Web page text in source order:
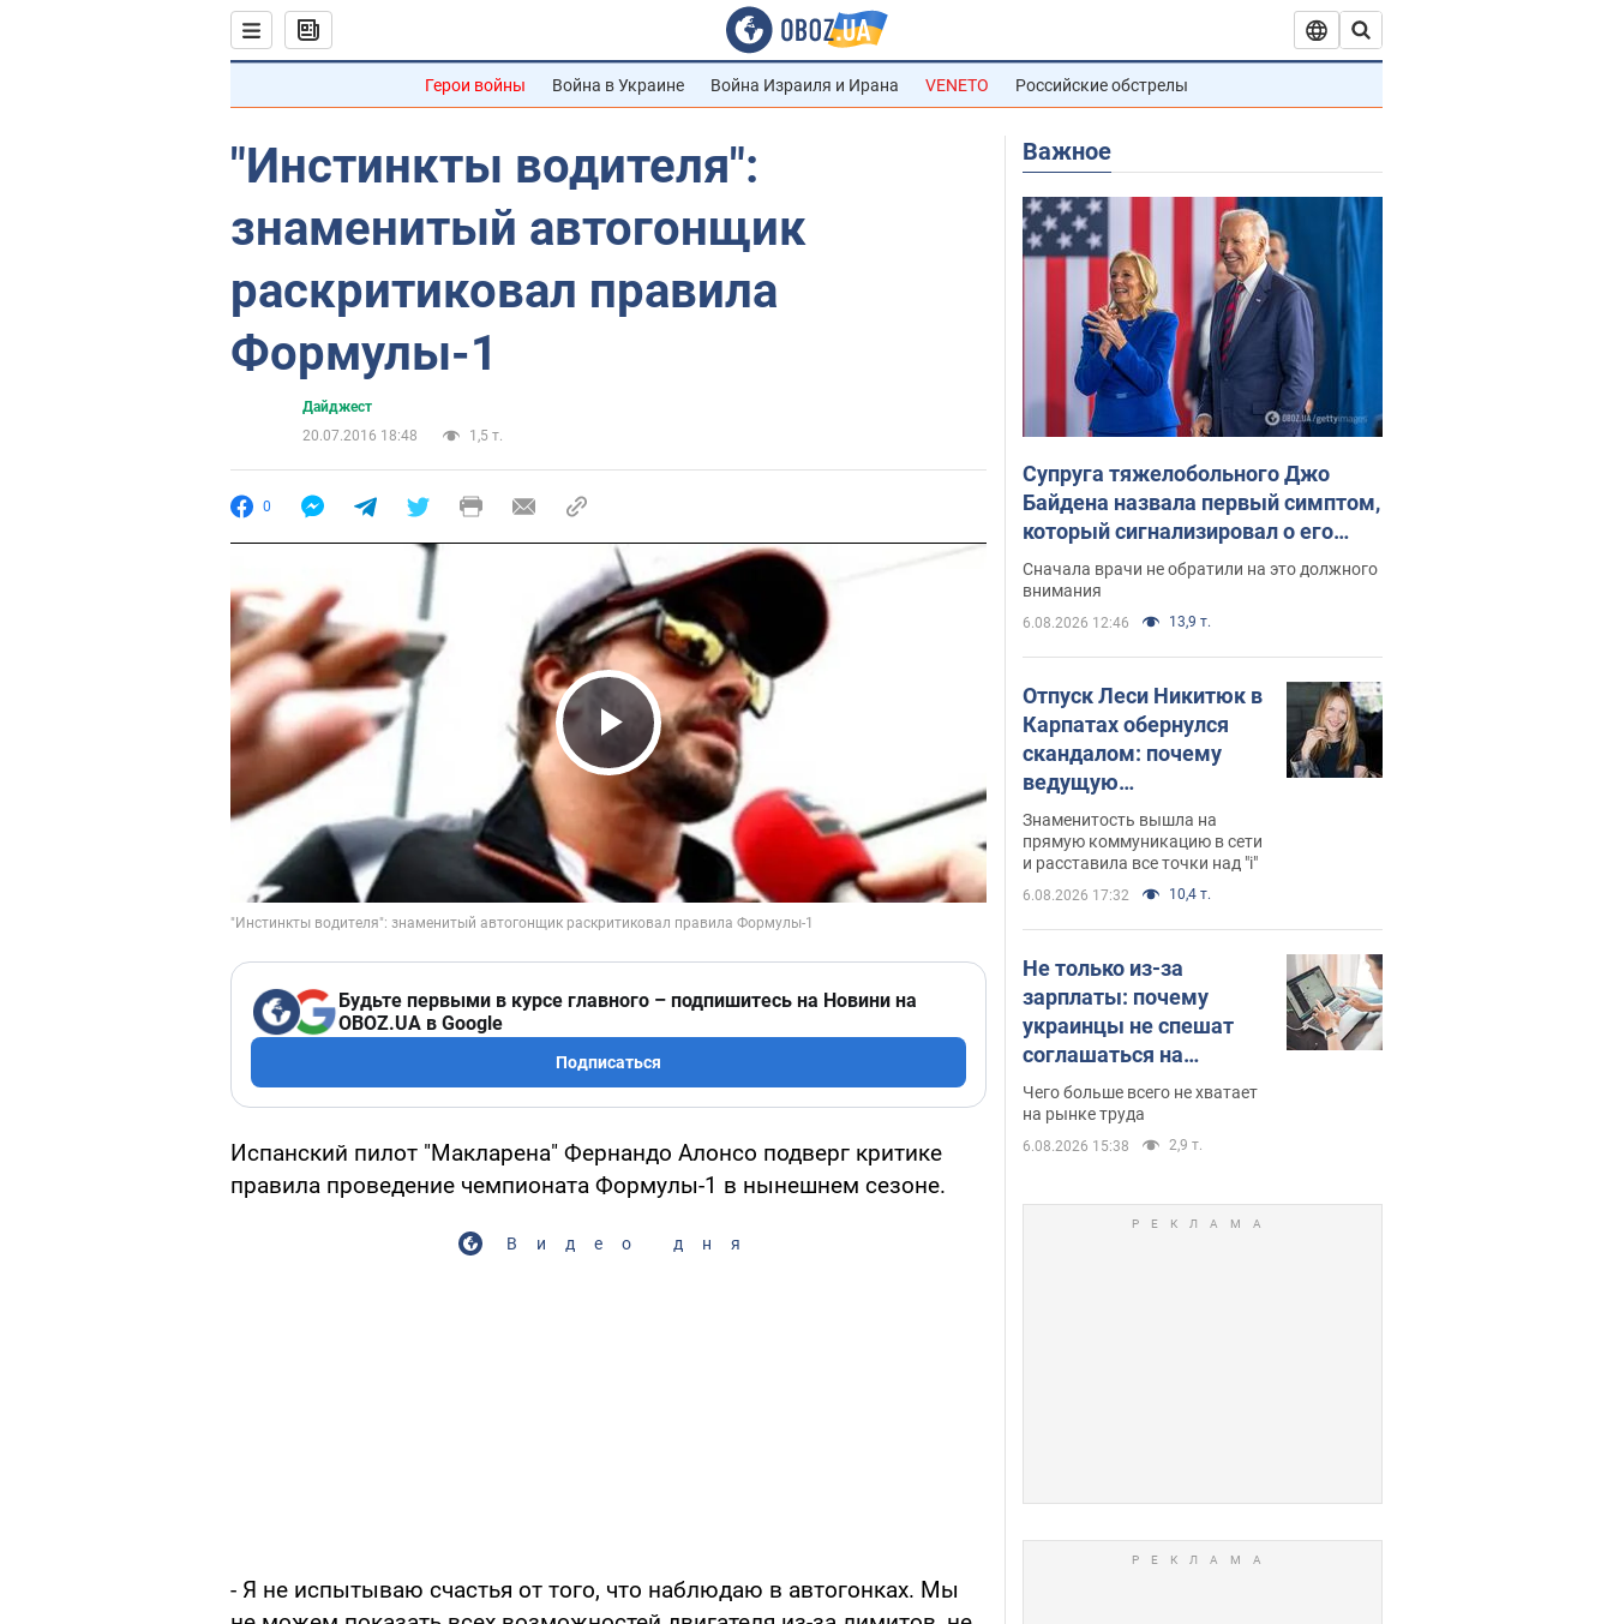
Герои войны Война в Украине Война Израиля и Ирана VENETO Российские обстрелы
"Инстинкты водителя":
знаменитый автогонщик
раскритиковал правила
Формулы-1
Дайджест
20.07.2016 18:48
1,5 т.
0
Play Video
Будьте первыми в курсе главного – подпишитесь на Новини на
OBOZ.UA в Google
Подписаться
Испанский пилот "Макларена" Фернандо Алонсо подверг критике
правила проведение чемпионата Формулы-1 в нынешнем сезоне.
Видео дня
- Я не испытываю счастья от того, что наблюдаю в автогонках. Мы
Важное
Супруга тяжелобольного Джо
Байдена назвала первый симптом,
который сигнализировал о его
"агрессивном" раке
Сначала врачи не обратили на это должного
внимания
6.08.2026 12:46 13,9 т.
Отпуск Леси Никитюк в
Карпатах обернулся
скандалом: почему
ведущую
несправедливо
захейтили
Знаменитость вышла на
прямую коммуникацию в сети
и расставила все точки над "i"
6.08.2026 17:32 10,4 т.
Не только из-за
зарплаты: почему
украинцы не спешат
соглашаться на
вакансии
Чего больше всего не хватает
на рынке труда
6.08.2026 15:38 2,9 т.